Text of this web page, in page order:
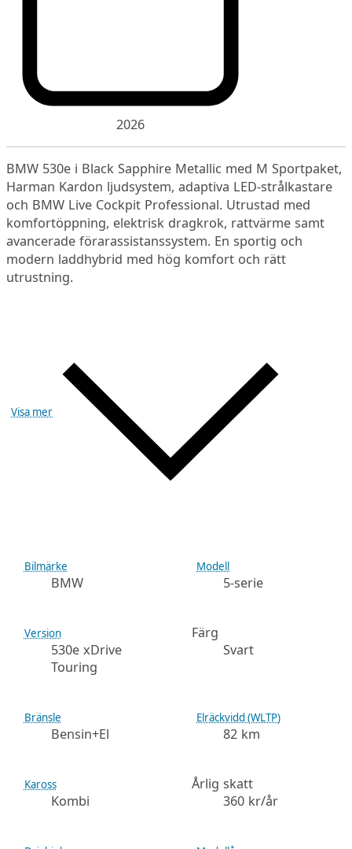
2026
BMW 530e i Black Sapphire Metallic med M Sportpaket,
Harman Kardon ljudsystem, adaptiva LED-strålkastare
och BMW Live Cockpit Professional. Utrustad med
komfortöppning, elektrisk dragkrok, rattvärme samt
avancerade förarassistanssystem. En sportig och
modern laddhybrid med hög komfort och rätt
utrustning.
Visa mer
Bilmärke
BMW
Modell
5-serie
Version
530e xDrive
Touring
Färg
Svart
Bränsle
Bensin+El
Elräckvidd (WLTP)
82 km
Kaross
Kombi
Årlig skatt
360 kr/år